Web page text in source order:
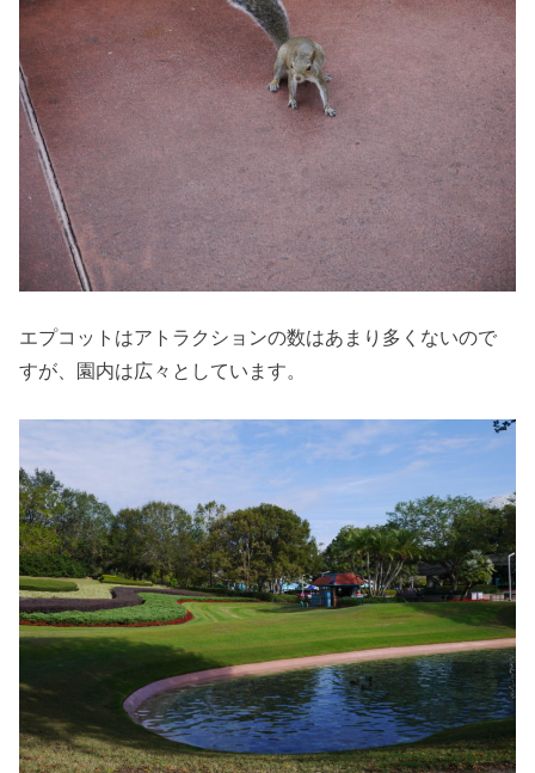
エプコットはアトラクションの数はあまり多くないので
すが、園内は広々としています。